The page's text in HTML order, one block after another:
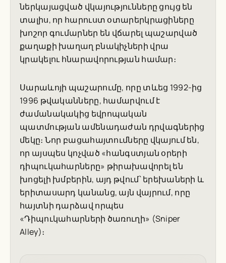
ներկայացված վկայությունները ցույց են
տալիս, որ հարուստ օտարերկրացիները
խոշոր գումարներ են վճարել պաշարված
քաղաքի խաղաղ բնակիչների վրա
կրակելու հնարավորության համար։
Սարաևոյի պաշարումը, որը տևեց 1992-ից
1996 թվականները, համարվում է
ժամանակակից եվրոպական
պատմության ամենադաժան դրվագներից
մեկը։ Նոր բացահայտումները վկայում են,
որ այսպես կոչված «հանգստյան օրերի
դիպուկահարները» թիրախավորել են
խոցելի խմբերին, այդ թվում՝ երեխաների և
երիտասարդ կանանց, այն վայրում, որը
հայտնի դարձավ որպես
«Դիպուկահարների ծառուղի» (Sniper
Alley)։